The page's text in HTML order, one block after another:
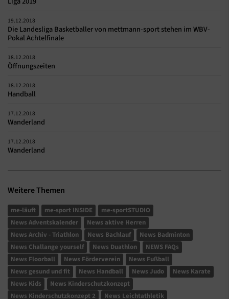
19.12.2018
Die Landesliga Basketballer von mettmann-sport stehen im WBV-
Pokal Achtelfinale
18.12.2018
Öffnungszeiten
18.12.2018
Handball
17.12.2018
Wanderland
17.12.2018
Wanderland
Weitere Themen
me-läuft me-sport INSIDE
me-sportSTUDIO
News Adventskalender
News aktive Herren
News Archiv - Triathlon
News Bachlauf
News Badminton
News Challange yourself
News Duathlon
NEWS FAQs
News Floorball
News Förderverein
News Fußball
News gesund und fit
News Handball News Judo
News Karate
News Kids
News Kinderschutzkonzept
News Kinderschutzkonzept 2
News Leichtathletik